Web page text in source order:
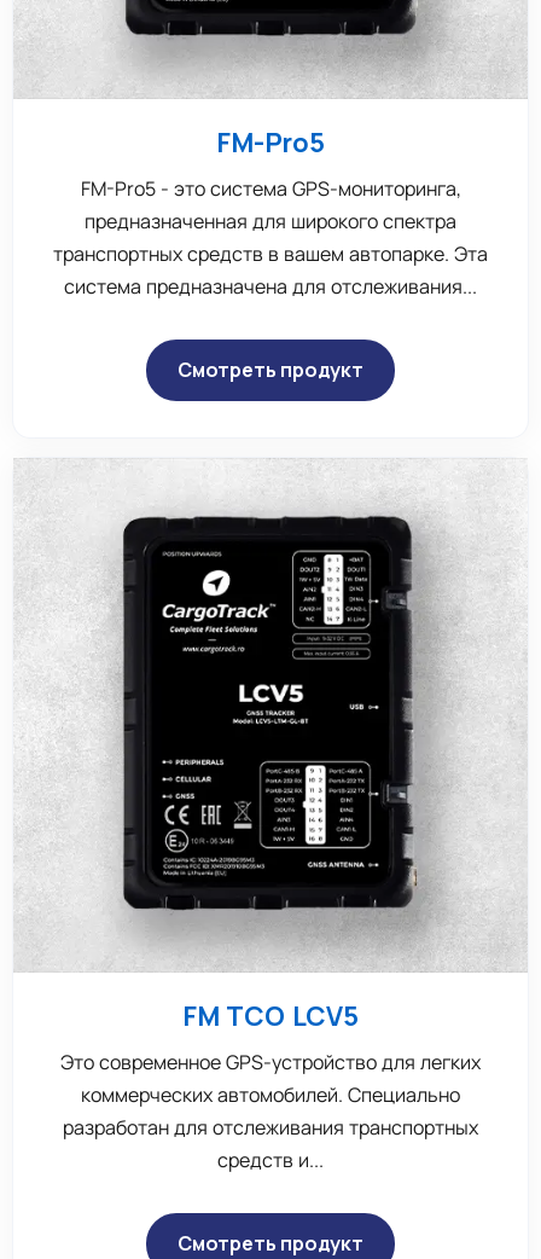
FM-Pro5
FM-Pro5 - это система GPS-мониторинга,
предназначенная для широкого спектра
транспортных средств в вашем автопарке. Эта
система предназначена для отслеживания...
Смотреть продукт
FM TCO LCV5
Это современное GPS-устройство для легких
коммерческих автомобилей. Специально
разработан для отслеживания транспортных
средств и...
Смотреть продукт